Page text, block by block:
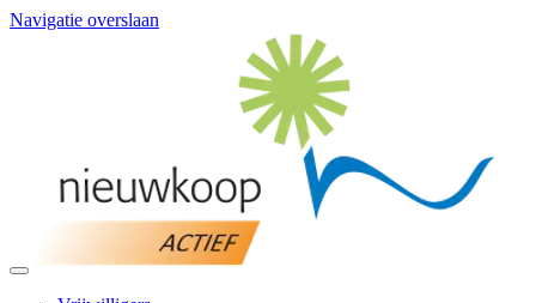
Navigatie overslaan